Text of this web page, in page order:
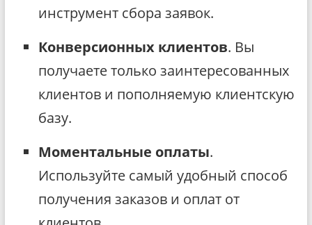
инструмент сбора заявок.
Конверсионных клиентов. Вы
получаете только заинтересованных
клиентов и пополняемую клиентскую
базу.
Моментальные оплаты.
Используйте самый удобный способ
получения заказов и оплат от